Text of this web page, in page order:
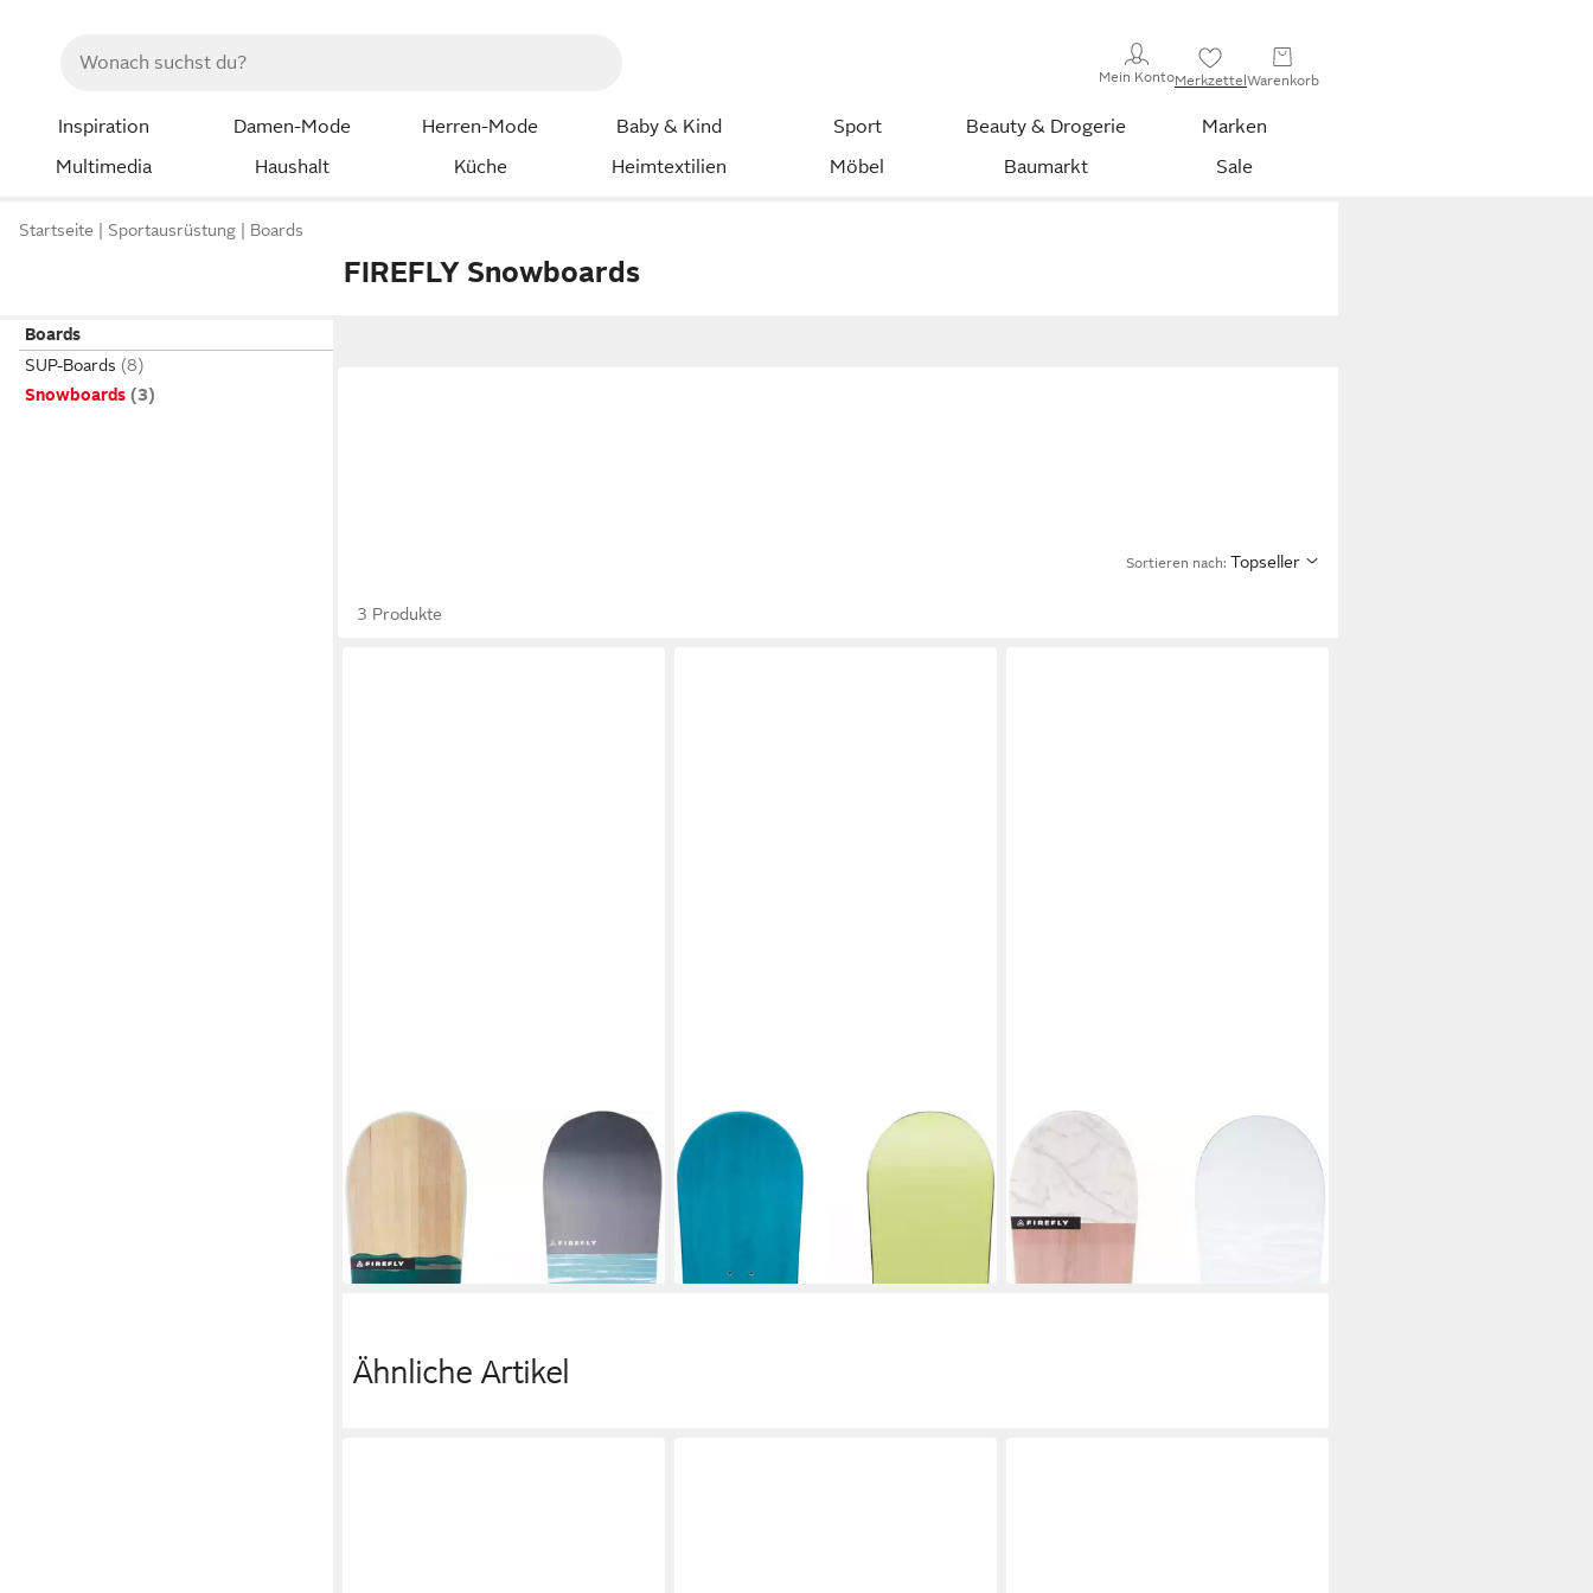
Mein KontoMerkzettelWarenkorb
Inspiration Damen-Mode Herren-Mode Baby & Kind Sport Beauty & Drogerie
Marken
Multimedia
Haushalt Küche Heimtextilien Möbel Baumarkt Sale
Startseite Sportausrüstung Boards
FIREFLY Snowboards
Boards
SUP-Boards
Snowboards
Sortieren nach: Topseller
3 Produkte
FIREFLY
Snowboard Ux.-Snowboard Furious II
FIREFLY
Snowboard Snowboard Delimit II
220,00 €
in 2-3 Werktagen bei dir
FIREFLY
Snowboard Ux.-Snowboard Fancy
in 2-3 Werktagen bei dir
Ähnliche Artikel